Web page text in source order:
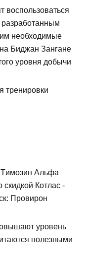
воспользоваться
разработанным
необходимые
Биджан Зангане
уровня добычи
тренировки
Альфа
Котлас -
Провирон
уровень
полезными